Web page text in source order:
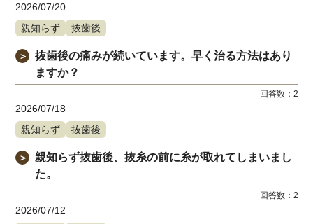
2026/07/20
親知らず
抜歯後
＞
抜歯後の痛みが続いています。早く治る方法はあり
ますか？
回答数： 2
2026/07/18
親知らず
抜歯後
＞
親知らず抜歯後、抜糸の前に糸が取れてしまいまし
た。
回答数： 2
2026/07/12